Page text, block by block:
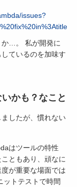
issues?
か…。 私が開発に
ているのを加味す
かも？なこと
したが、慣れない
はツールの特性
ともあり、頑なに
が重要な場面では
ットテストで時間